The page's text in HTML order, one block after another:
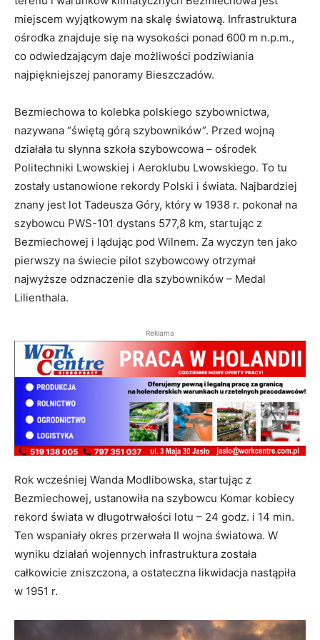
miejscem wyjątkowym na skalę światową. Infrastruktura
ośrodka znajduje się na wysokości ponad 600 m n.p.m.,
co odwiedzającym daje możliwości podziwiania
najpiękniejszej panoramy Bieszczadów.
Bezmiechowa to kolebka polskiego szybownictwa,
nazywana “świętą górą szybowników”. Przed wojną
działała tu słynna szkoła szybowcowa – ośrodek
Politechniki Lwowskiej i Aeroklubu Lwowskiego. To tu
zostały ustanowione rekordy Polski i świata. Najbardziej
znany jest lot Tadeusza Góry, który w 1938 r. pokonał na
szybowcu PWS-101 dystans 577,8 km, startując z
Bezmiechowej i lądując pod Wilnem. Za wyczyn ten jako
pierwszy na świecie pilot szybowcowy otrzymał
najwyższe odznaczenie dla szybowników – Medal
Lilienthala.
Reklama
Rok wcześniej Wanda Modlibowska, startując z
Bezmiechowej, ustanowiła na szybowcu Komar kobiecy
rekord świata w długotrwałości lotu – 24 godz. i 14 min.
Ten wspaniały okres przerwała II wojna światowa. W
wyniku działań wojennych infrastruktura została
całkowicie zniszczona, a ostateczna likwidacja nastąpiła
w 1951 r.